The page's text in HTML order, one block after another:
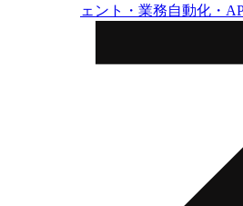
ェント・業務自動化・